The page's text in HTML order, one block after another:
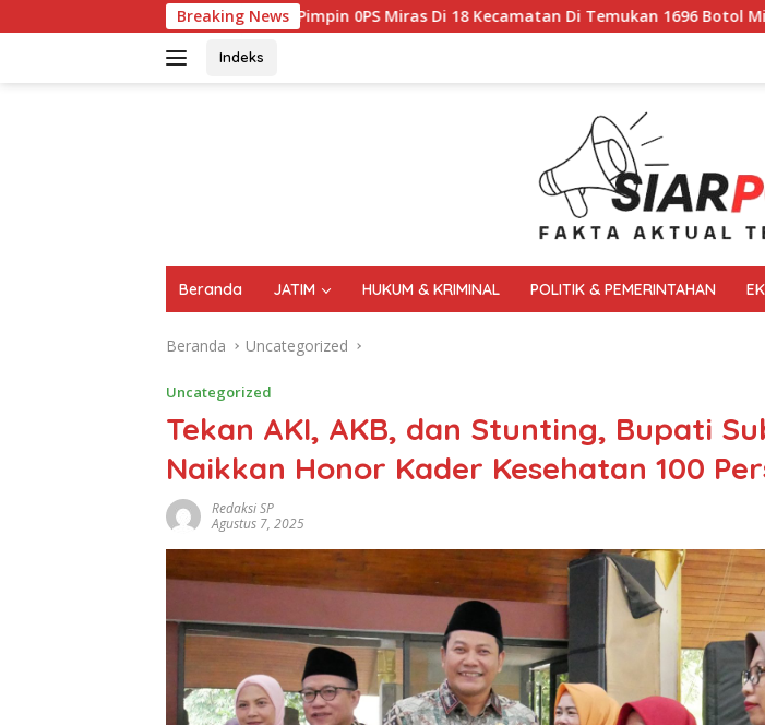
ke
Breaking News
Pimpin 0PS Miras Di 18 Kecamatan Di Temukan 1696 Botol Miras Disita Bupati Sikap
Indeks
Beranda JATIM HUKUM & KRIMINAL POLITIK & PEMERINTAHAN
Beranda Uncategorized
Uncategorized
Tekan AKI, AKB, dan Stunting, Bupati
Naikkan Honor Kader Kesehatan 100
Redaksi SP
Agustus 7, 2025